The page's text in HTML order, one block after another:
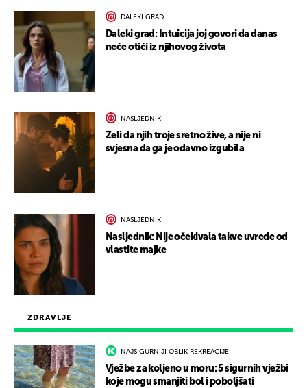
ZDRAVLJE
NAJSIGURNIJI OBLIK REKREACIJE
Vježbe za koljeno u moru: 5 sigurnih vježbi
koje mogu smanjiti bol i poboljšati
DALEKI GRAD
Daleki grad: Intuicija joj govori da danas
neće otići iz njihovog života
NASLJEDNIK
Želi da njih troje sretno žive, a nije ni
svjesna da ga je odavno izgubila
NASLJEDNIK
Nasljednik: Nije očekivala takve uvrede od
vlastite majke